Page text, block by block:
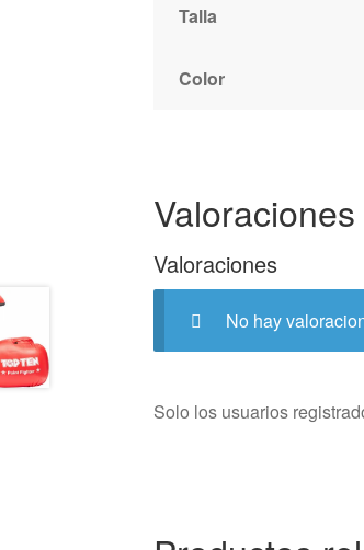
Talla
Color
Valoraciones
No hay
Solo los usuarios